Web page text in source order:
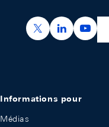
https://x.com/
https://
Informations pour
Médias